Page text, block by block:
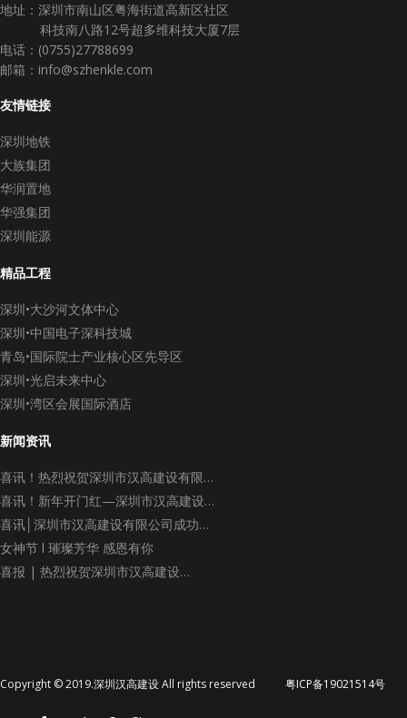
地址：深圳市南山区粤海街道高新区社区
科技南八路12号超多维科技大厦7层
电话：(0755)27788699
邮箱：info@szhenkle.com
友情链接
深圳地铁
大族集团
华润置地
华强集团
深圳能源
精品工程
深圳•大沙河文体中心
深圳•中国电子深科技城
青岛•国际院士产业核心区先导区
深圳•光启未来中心
深圳•湾区会展国际酒店
新闻资讯
喜讯！热烈祝贺深圳市汉高建设有限…
喜讯！新年开门红—深圳市汉高建设…
喜讯│深圳市汉高建设有限公司成功…
女神节 l 璀璨芳华 感恩有你
喜报 | 热烈祝贺深圳市汉高建设…
Copyright © 2019.深圳汉高建设 All rights reserved 粤ICP备19021514号